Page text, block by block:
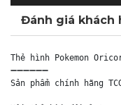
Đánh giá khách
Thẻ hình Pokemon
➖➖➖➖➖➖
Sản phẩm chính hãng